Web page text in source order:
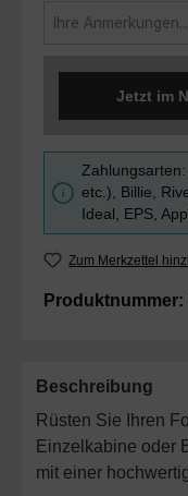
Jetzt im
etc.), Billie,
Ideal, EPS,
Zum Merkzettel
Produktnummer:
Beschreibung
Rüsten Sie Ihren
Einzelkabine oder
mit einer